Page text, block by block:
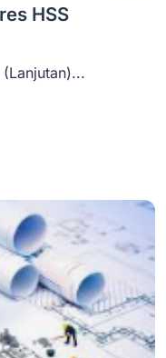
HSS